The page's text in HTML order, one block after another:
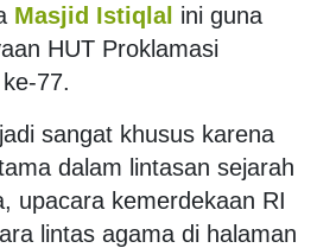
Masjid Istiqlal ini guna
HUT Proklamasi
77.
sangat khusus karena
dalam lintasan sejarah
upacara kemerdekaan RI
lintas agama di halaman